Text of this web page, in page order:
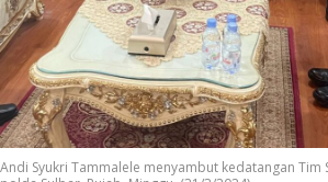
Syukri Tammalele menyambut kedatangan Tim